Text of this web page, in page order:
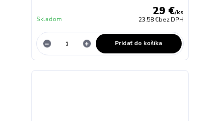
29 €/ks
23,58 €bez DPH
Skladom
Pridať do košíka